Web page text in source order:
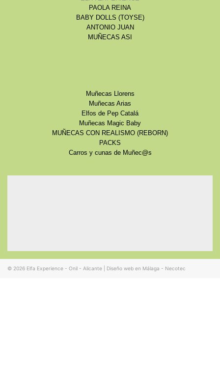
PAOLA REINA
BABY DOLLS (TOYSE)
ANTONIO JUAN
MUÑECAS ASI
Muñecas Llorens
Muñecas Arias
Elfos de Pep Catalá
Muñecas Magic Baby
MUÑECAS CON REALISMO (REBORN)
PACKS
Carros y cunas de Muñec@s
© 2026 Elfa Experience - Onil - Alicante Diseño web en Málaga - Necotec